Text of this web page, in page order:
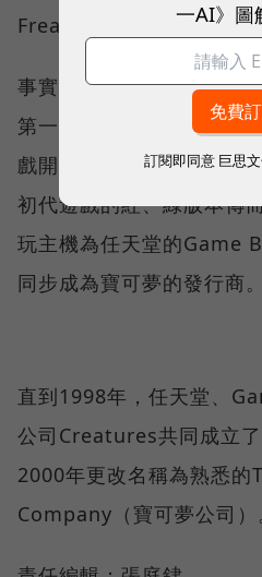
Freak又是誰？
事實上Game Freak並不
第一款寶可夢遊戲，以及
戲開發商。1996年，
初代遊戲的紅、綠版本傳
玩主機為任天堂的Game
同步成為寶可夢的發行商。
直到1998年，任天堂、
公司Creatures共同成立
2000年更改名稱為熟悉
Company（寶可夢公司）
一AI》圖
訂閱即同意 巨思